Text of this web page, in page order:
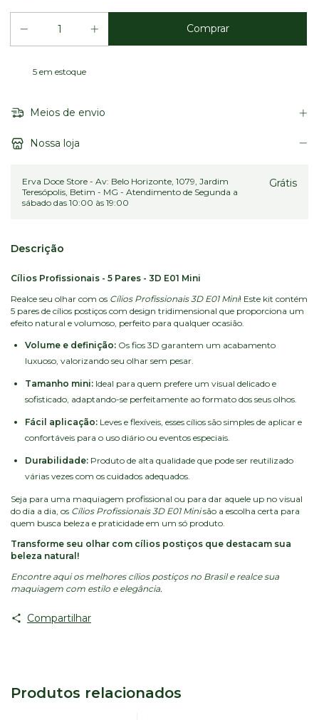
5 em estoque
Meios de envio
Nossa loja
Erva Doce Store - Av: Belo Horizonte, 1079, Jardim
Teresópolis, Betim - MG - Atendimento de Segunda a
sábado das 10:00 às 19:00
Grátis
Descrição
Cílios Profissionais - 5 Pares - 3D E01 Mini
Realce seu olhar com os Cílios Profissionais 3D E01 Mini! Este kit contém
5 pares de cílios postiços com design tridimensional que proporciona um
efeito natural e volumoso, perfeito para qualquer ocasião.
Volume e definição: Os fios 3D garantem um acabamento
luxuoso, valorizando seu olhar sem pesar.
Tamanho mini: Ideal para quem prefere um visual delicado e
sofisticado, adaptando-se perfeitamente ao formato dos seus olhos.
Fácil aplicação: Leves e flexíveis, esses cílios são simples de aplicar e
confortáveis para o uso diário ou eventos especiais.
Durabilidade: Produto de alta qualidade que pode ser reutilizado
várias vezes com os cuidados adequados.
Seja para uma maquiagem profissional ou para dar aquele up no visual
do dia a dia, os Cílios Profissionais 3D E01 Minisão a escolha certa para
quem busca beleza e praticidade em um só produto.
Transforme seu olhar com cílios postiços que destacam sua
beleza natural!
Encontre aqui os melhores cílios postiços no Brasil e realce sua
maquiagem com estilo e elegância.
Compartilhar
Produtos relacionados